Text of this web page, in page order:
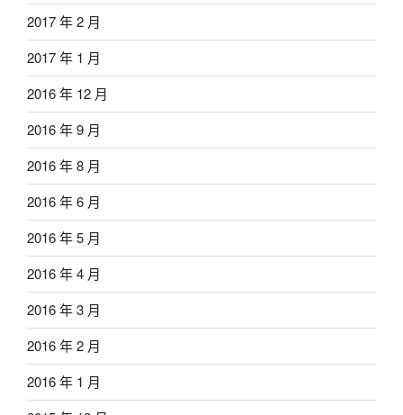
2017 年 2 月
2017 年 1 月
2016 年 12 月
2016 年 9 月
2016 年 8 月
2016 年 6 月
2016 年 5 月
2016 年 4 月
2016 年 3 月
2016 年 2 月
2016 年 1 月